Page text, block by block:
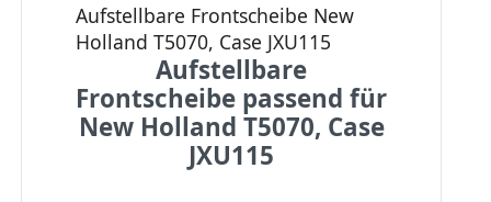
Aufstellbare Frontscheibe New
Holland T5070, Case JXU115
Aufstellbare
Frontscheibe passend für
New Holland T5070, Case
JXU115